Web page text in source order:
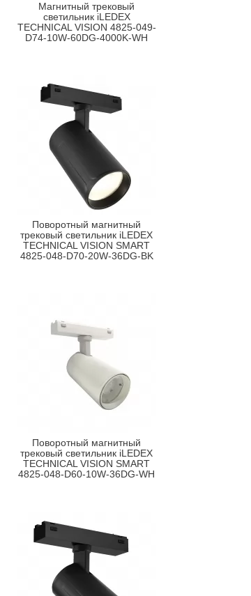
Магнитный трековый
светильник iLEDEX
TECHNICAL VISION 4825-049-
D74-10W-60DG-4000K-WH
Поворотный магнитный
трековый светильник iLEDEX
TECHNICAL VISION SMART
4825-048-D70-20W-36DG-BK
Поворотный магнитный
трековый светильник iLEDEX
TECHNICAL VISION SMART
4825-048-D60-10W-36DG-WH